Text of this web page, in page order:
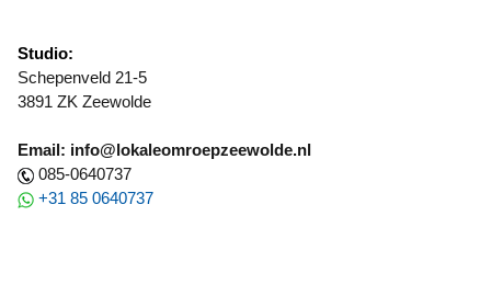
Studio:
Schepenveld 21-5
3891 ZK Zeewolde
Email: info@lokaleomroepzeewolde.nl
085-0640737
+31 85 0640737